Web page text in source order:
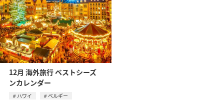
12月 海外旅行 ベストシーズ
ンカレンダー
ハワイ
ベルギー